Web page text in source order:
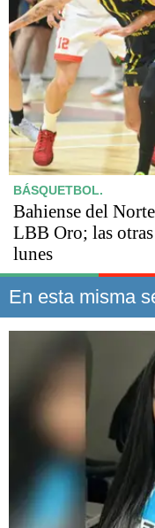
BÁSQUETBOL.
Bahiense del
LBB Oro; las
lunes
En esta misma